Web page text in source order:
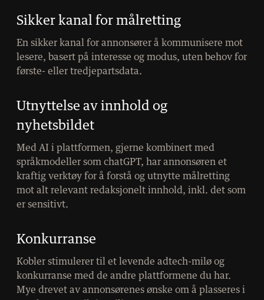
Sikker kanal for målretting
En sikker kanal for annonsører å kommunisere mot
lesere, basert på interesse og modus, uten behov for
første- eller tredjepartsdata.
Utnyttelse av innhold og
nyhetsbildet
Med AI i plattformen, gjerne kombinert med
språkmodeller som chatGPT, har annonsøren et
kraftig verktøy for å forstå og utnytte målretting
mot alt relevant redaksjonelt innhold, inkl. det som
er sensitivt.
Konkurranse
Kobler stimulerer til et levende adtech-milø og
konkurranse med de andre plattformene du har.
Mye drevet av annonsørenes ønske om å plasseres i